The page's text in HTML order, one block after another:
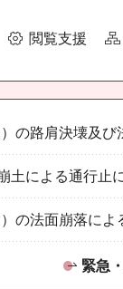
閲覧支援
の路肩決壊及
土による通行止
の法面崩落によ
緊急